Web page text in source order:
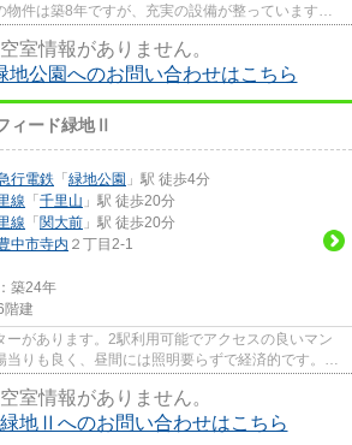
物件は築8年ですが、充実の設備が整っています。
室情報がありません。
地公園へのお問い合わせはこちら
ィード緑地Ⅱ
行電鉄 「 緑地公園 」駅 徒歩4分
線 「 千里山 」駅 徒歩20分
線 「 関大前 」駅 徒歩20分
中市寺内 ２丁目2-1
築24年
階建
ーがあります。2駅利用可能でアクセスの良いマン
当りも良く、昼間には照明要らずで経済的です。防
室情報がありません。
地Ⅱへのお問い合わせはこちら